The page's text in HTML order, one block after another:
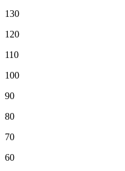
130
120
110
100
90
80
70
60